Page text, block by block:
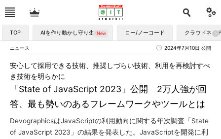
TOP AIを作り動かし守り生かす ロー/ノーコード クラウドネイ
ニュース 2024年7月10日 公開
「State of JavaScript 2023」公開 2万人強が回
答、最も勢いのあるフレームワークやツールとは
安心して採用できる技術、推奨しづらい技術、利用を再検討すべ
き技術を明らかに
DevographicsはJavaScriptの利用動向に関する年次調査「State
of JavaScript 2023」の結果を発表した。JavaScriptを開発に利